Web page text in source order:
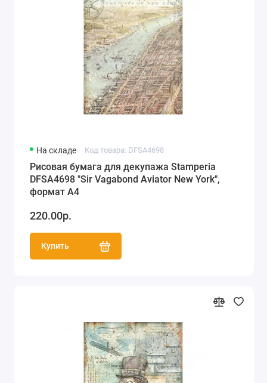
На складе Код товара: DFSA4698
Рисовая бумага для декупажа Stamperia
DFSA4698 "Sir Vagabond Aviator New York",
формат А4
220.00р.
Купить